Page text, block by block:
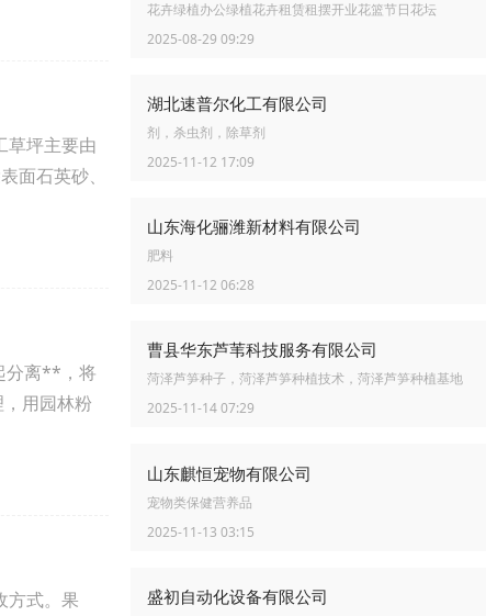
草坪主要由
面石英砂、
分离**，将
用园林粉
方式。果
花卉绿植办公绿植花卉租赁租摆开业花篮节日花坛
2025-08-29 09:29
湖北速普尔化工有限公司
剂，杀虫剂，除草剂
2025-11-12 17:09
山东海化骊潍新材料有限公司
肥料
2025-11-12 06:28
曹县华东芦苇科技服务有限公司
菏泽芦笋种子，菏泽芦笋种植技术，菏泽芦笋种植基地
2025-11-14 07:29
山东麒恒宠物有限公司
宠物类保健营养品
2025-11-13 03:15
盛初自动化设备有限公司